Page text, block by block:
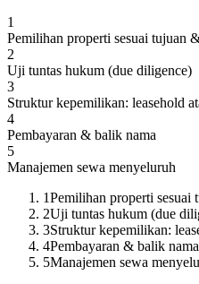
1
Pemilihan properti sesuai tujuan
2
Uji tuntas hukum (due diligence)
3
Struktur kepemilikan: leasehold
4
Pembayaran & balik nama
5
Manajemen sewa menyeluruh
1Pemilihan properti sesuai
2Uji tuntas hukum (due
3Struktur kepemilikan:
4Pembayaran & balik nama
5Manajemen sewa